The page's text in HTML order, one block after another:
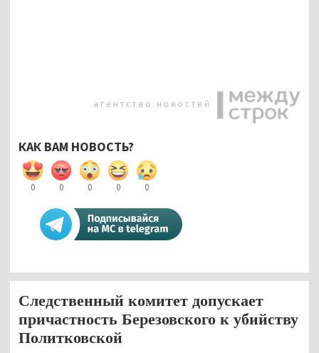
КАК ВАМ НОВОСТЬ?
0 0 0 0 0
Следственный комитет допускает
причастность Березовского к убийству
Политковской